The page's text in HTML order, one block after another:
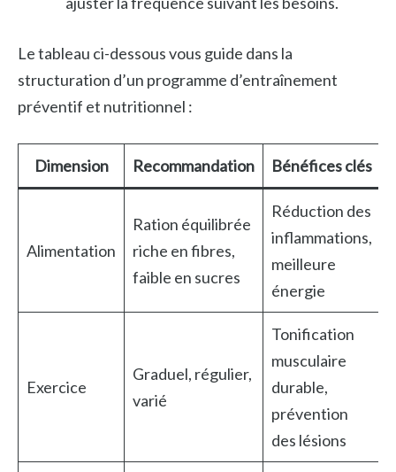
Le tableau ci-dessous vous guide dans la
structuration d’un programme d’entraînement
préventif et nutritionnel :
Dimension Recommandation Bénéfices clés
Alimentation
Ration équilibrée
riche en fibres,
faible en sucres
Réduction des
inflammations,
meilleure
énergie
Exercice
Graduel, régulier,
varié
Tonification
musculaire
durable,
prévention
des lésions